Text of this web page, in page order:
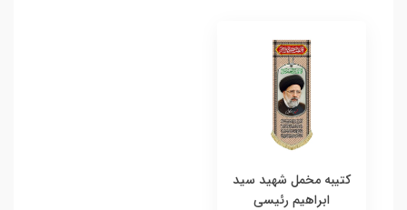
کتیبه مخمل شهید سید
ابراهیم رئیسی